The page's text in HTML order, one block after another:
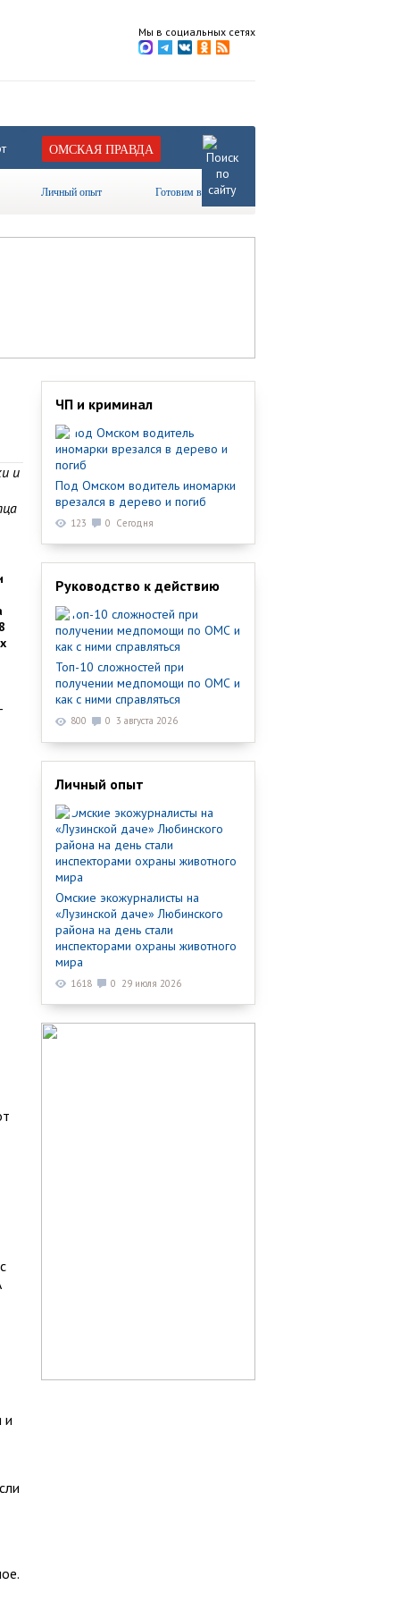
Мы в социальных сетях
ОМСКАЯ ПРАВДА
Личный опыт Готовим вместе
и
и
ЧП и криминал
Под Омском водитель иномарки
врезался в дерево и погиб
123 0 Сегодня
Руководство к действию
Топ-10 сложностей при
получении медпомощи по ОМС и
как с ними справляться
800 0 3 августа 2026
Личный опыт
Омские экожурналисты на
«Лузинской даче» Любинского
района на день стали
инспекторами охраны животного
мира
1618 0 29 июля 2026